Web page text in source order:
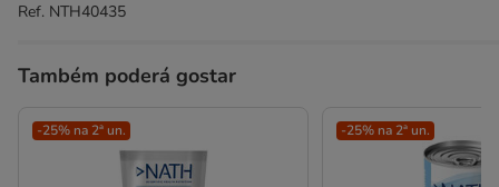
Ref. NTH40435
Também poderá gostar
-25% na 2ª un. -25% na 2ª un.